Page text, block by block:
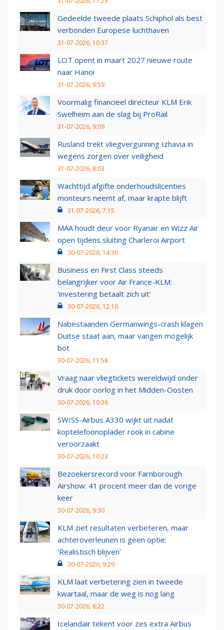
Gedeelde tweede plaats Schiphol als best
verbonden Europese luchthaven
31-07-2026, 10:37
LOT opent in maart 2027 nieuwe route
naar Hanoi
31-07-2026, 9:59
Voormalig financieel directeur KLM Erik
Swelheim aan de slag bij ProRail
31-07-2026, 9:09
Rusland trekt vliegvergunning Izhavia in
wegens zorgen over veiligheid
31-07-2026, 8:03
Wachttijd afgifte onderhoudslicenties
monteurs neemt af, maar krapte blijft
31-07-2026, 7:15
MAA houdt deur voor Ryanair en Wizz Air
open tijdens sluiting Charleroi Airport
30-07-2026, 14:30
Business en First Class steeds
belangrijker voor Air France-KLM:
‘investering betaalt zich uit’
30-07-2026, 12:10
Nabestaanden Germanwings-crash klagen
Duitse staat aan, maar vangen mogelijk
bot
30-07-2026, 11:58
Vraag naar vliegtickets wereldwijd onder
druk door oorlog in het Midden-Oosten
30-07-2026, 10:36
SWISS-Airbus A330 wijkt uit nadat
koptelefoonoplader rook in cabine
veroorzaakt
30-07-2026, 10:23
Bezoekersrecord voor Farnborough
Airshow: 41 procent meer dan de vorige
keer
30-07-2026, 9:30
KLM ziet resultaten verbeteren, maar
achteroverleunen is geen optie:
‘Realistisch blijven’
30-07-2026, 9:29
KLM laat verbetering zien in tweede
kwartaal, maar de weg is nog lang
30-07-2026, 8:22
Icelandair tekent voor zes extra Airbus